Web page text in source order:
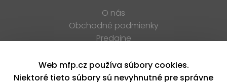
O nás
Obchodné podmienky
Predajne
K stiahnutiu
Blog
Web mfp.cz používa súbory cookies.
Niektoré tieto súbory sú nevyhnutné pre správne